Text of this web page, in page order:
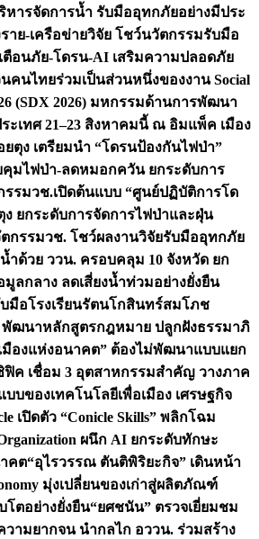
หารจัดการน้ำ รับมืออุทกภัยอย่างมีประ
าย-เครือข่ายวิจัย โชว์นวัตกรรมรับมือ
ตือนภัย-โดรน-AI เสริมความปลอดภัย
คนไทยร่วมเป็นส่วนหนึ่งของงาน Social
(SDX 2026) มหกรรมด้านการพัฒนา
เทศ 21–23 สิงหาคมนี้ ณ อิมแพ็ค เมือง
ตุง เตรียมนำ “โดรนป้องกันไฟป่า”
มไฟป่า-ลดหมอกควัน ยกระดับการ
รรมวช.เปิดต้นแบบ “ศูนย์ปฏิบัติการโด
ยกระดับการจัดการไฟป่าและฝุ่น
กรรมวช. โชว์ผลงานวิจัยรับมืออุทกภัย
ำด้วย ววน. ครอบคลุม 10 จังหวัด ยก
ลกลาง ลดเสี่ยงน้ำท่วมอย่างยั่งยืน
มือโรงเรียนรัตนโกสินทร์สมโภช
พัฒนาหลักสูตรกฎหมาย ปลูกฝังธรรมาภิ
มืองแห่งอนาคต” ต้องไม่พัฒนาแบบแยก
ฟิค เชื่อม 3 อุตสาหกรรมสำคัญ วางภาค
บของเทคโนโลยีเพื่อเมือง เศรษฐกิจ
เปิดตัว “Conicle Skills” พลิกโฉม
ผนึก AI ยกระดับทักษะ
คต“อุไรวรรณ ตันติพิริยะกิจ” เดินหน้า
มุ่งเปลี่ยนของเก่าสู่ผลิตภัณฑ์
โตอย่างยั่งยืน“ยศชนัน” ตรวจเยี่ยมชม
ามยากจน นำกลไก อววน. ร่วมสร้าง